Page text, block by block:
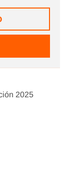
2025